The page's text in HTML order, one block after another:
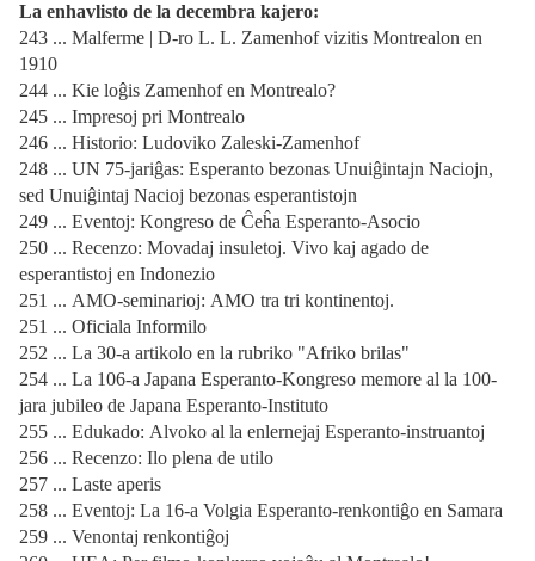
La enhavlisto de la decembra kajero:
243 ... Malferme | D-ro L. L. Zamenhof vizitis Montrealon en
1910
244 ... Kie loĝis Zamenhof en Montrealo?
245 ... Impresoj pri Montrealo
246 ... Historio: Ludoviko Zaleski-Zamenhof
248 ... UN 75-jariĝas: Esperanto bezonas Unuiĝintajn Naciojn,
sed Unuiĝintaj Nacioj bezonas esperantistojn
249 ... Eventoj: Kongreso de Ĉeĥa Esperanto-Asocio
250 ... Recenzo: Movadaj insuletoj. Vivo kaj agado de
esperantistoj en Indonezio
251 ... AMO-seminarioj: AMO tra tri kontinentoj.
251 ... Oficiala Informilo
252 ... La 30-a artikolo en la rubriko "Afriko brilas"
254 ... La 106-a Japana Esperanto-Kongreso memore al la 100-
jara jubileo de Japana Esperanto-Instituto
255 ... Edukado: Alvoko al la enlernejaj Esperanto-instruantoj
256 ... Recenzo: Ilo plena de utilo
257 ... Laste aperis
258 ... Eventoj: La 16-a Volgia Esperanto-renkontiĝo en Samara
259 ... Venontaj renkontiĝoj